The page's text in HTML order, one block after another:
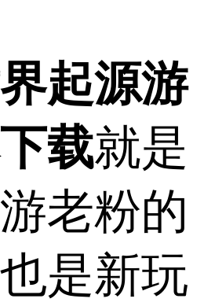
起源游
载就是
老粉的
是新玩